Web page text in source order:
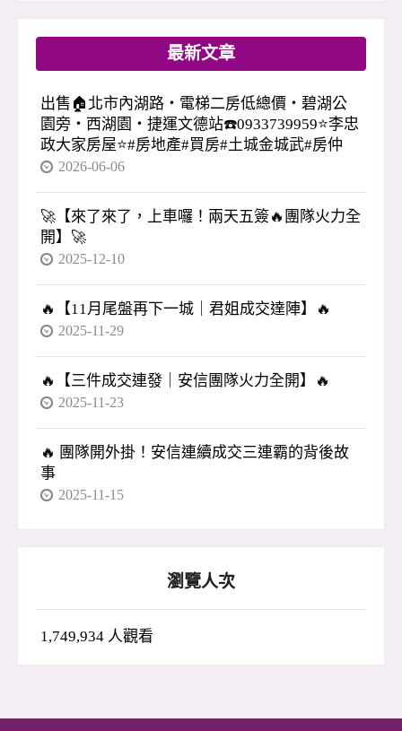
最新文章
出售🏠北市內湖路・電梯二房低總價・碧湖公
園旁・西湖園・捷運文德站☎️0933739959⭐李忠
政大家房屋⭐#房地產#買房#土城金城武#房仲
2026-06-06
🚀【來了來了，上車囉！兩天五簽🔥團隊火力全
開】🚀
2025-12-10
🔥【11月尾盤再下一城｜君姐成交達陣】🔥
2025-11-29
🔥【三件成交連發｜安信團隊火力全開】🔥
2025-11-23
🔥 團隊開外掛！安信連續成交三連霸的背後故
事
2025-11-15
瀏覽人次
1,749,934 人觀看